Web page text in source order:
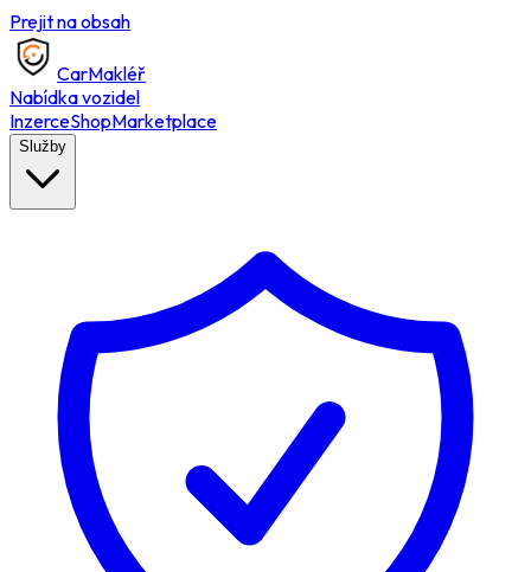
Prejit na obsah
CarMakléř
Nabídka vozidel
InzerceShopMarketplace
Služby